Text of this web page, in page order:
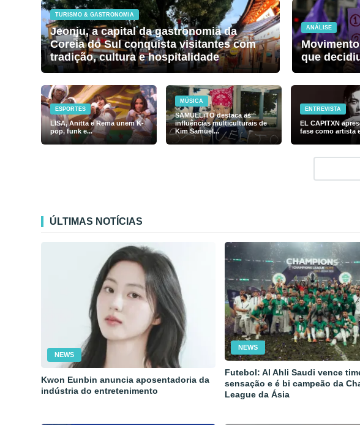
TURISMO & GASTRONOMIA
Jeonju, a capital da gastronomia da
Coreia do Sul conquista visitantes com
tradição, cultura e hospitalidade
ANÁLISE
que
ESPORTES
LISA, Anitta e Rema unem K-
pop, funk e...
MÚSICA
SAMUELiTO destaca as
influências multiculturais de
Kim Samuel...
ENTREVISTA
EL CAPITXN
fase como artista
ÚLTIMAS NOTÍCIAS
NEWS
Kwon Eunbin anuncia aposentadoria da
indústria do entretenimento
NEWS
Futebol: Al Ahli Saudi vence
sensação e é bi campeão da
League da Ásia